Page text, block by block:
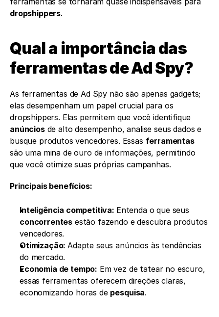
dropshippers.
Qual a importância das
ferramentas de Ad Spy?
As ferramentas de Ad Spy não são apenas gadgets;
elas desempenham um papel crucial para os
anúncios de alto desempenho, analise seus dados e
busque produtos vencedores. Essas ferramentas
são uma mina de ouro de informações, permitindo
que você otimize suas próprias campanhas.
Principais benefícios:
Inteligência competitiva:
concorrentes estão fazendo e descubra produtos
vencedores.
Otimização: Adapte seus anúncios às tendências
do mercado.
Economia de tempo: Em vez de tatear no escuro,
essas ferramentas oferecem direções claras,
economizando horas de pesquisa.